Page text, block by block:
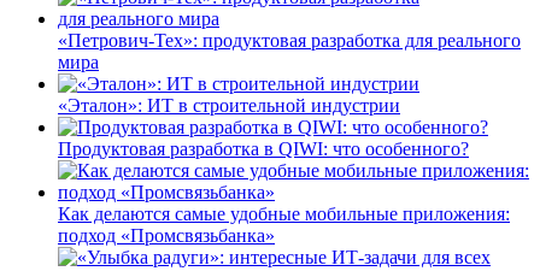
«Петрович-Тех»: продуктовая разработка для реального
мира
«Эталон»: ИТ в строительной индустрии
Продуктовая разработка в QIWI: что особенного?
Как делаются самые удобные мобильные приложения:
подход «Промсвязьбанка»